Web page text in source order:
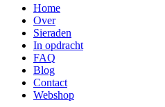
Home
Over
Sieraden
In opdracht
FAQ
Blog
Contact
Webshop